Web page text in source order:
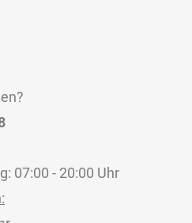
07:00 - 20:00 Uhr